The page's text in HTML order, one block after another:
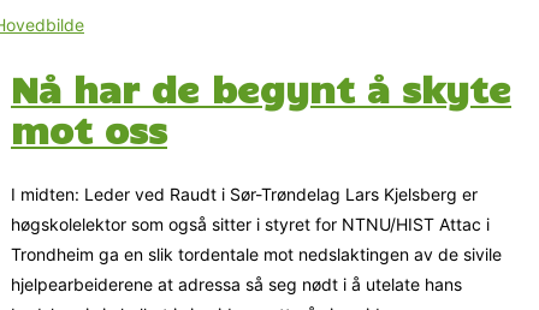
Nå har de begynt å skyte
mot oss
I midten: Leder ved Raudt i Sør-Trøndelag Lars Kjelsberg er
høgskolelektor som også sitter i styret for NTNU/HIST Attac i
Trondheim ga en slik tordentale mot nedslaktingen av de sivile
hjelpearbeiderene at adressa så seg nødt i å utelate hans